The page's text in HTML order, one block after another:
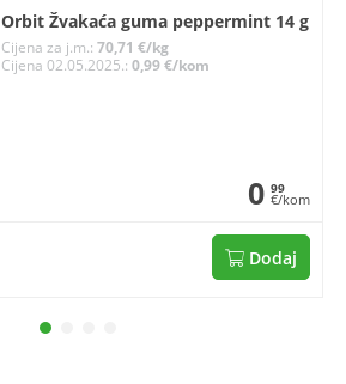
Orbit Žvakaća guma peppermint 14 g
Cijena za j.m.:70,71 €/kg
Cijena 02.05.2025.:0,99 €/kom
0 99
€/kom
Dodaj